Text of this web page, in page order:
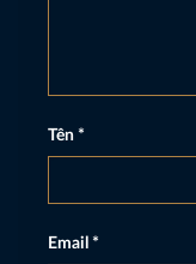
Tên *
Email *